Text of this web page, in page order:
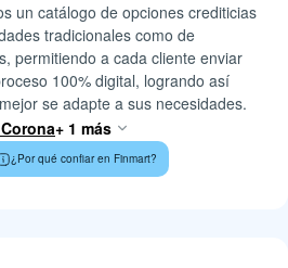
un catálogo de opciones crediticias
tradicionales como de
permitiendo a cada cliente enviar
100% digital, logrando así
se adapte a sus necesidades.
+ 1 más
¿Por qué confiar en Finmart?